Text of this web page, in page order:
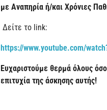
με Αναπηρία ή/και Χρόνιες
Δείτε το link:
https://www.youtube.com/
Ευχαριστούμε θερμά όλους
επιτυχία της άσκησης αυτής!